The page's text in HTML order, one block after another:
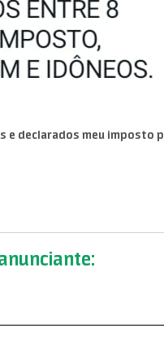
declarados meu imposto